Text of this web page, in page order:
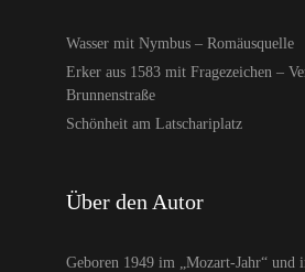
Wasser mit Nymbus – Romäusquelle
Erker aus 1583 mit Fragezeichen –
Brunnenstraße
Schönheit am Latschariplatz
Über den Autor
Geboren 1949 im „Mozart-Jahr“ und